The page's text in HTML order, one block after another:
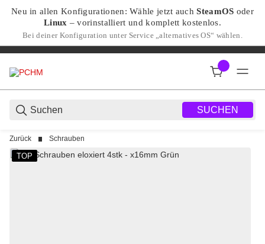
Neu in allen Konfigurationen: Wähle jetzt auchSteamOS oder
Linux – vorinstalliert und komplett kostenlos.
Bei deiner Konfiguration unter Service „alternatives OS“ wählen.
SUCHEN
Zurück Schrauben
TOP